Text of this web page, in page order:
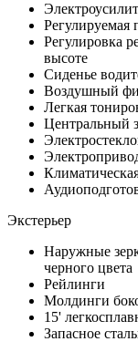
Регулируемая
Регулировка
высоте
Сиденье
Воздушный
Легкая
Центральный
Экстерьер
Наружные
черного цвета
Рейлинги
Молдинги
15'
Запасное